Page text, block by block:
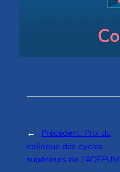
← Précédent: Prix du
colloque des cycles
supérieurs de l’ADÉPUM